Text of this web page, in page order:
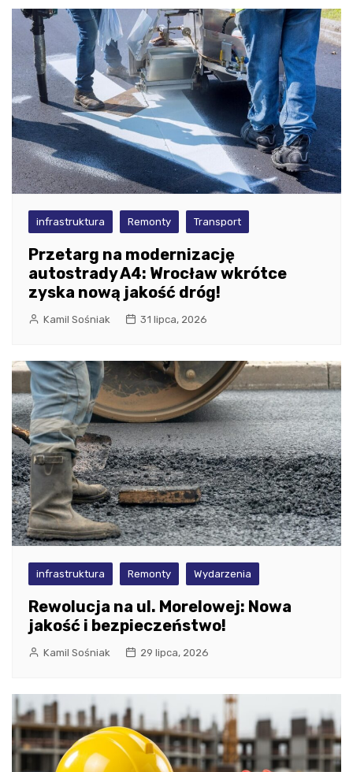
infrastruktura Remonty Transport
Przetarg na modernizację
autostrady A4: Wrocław wkrótce
zyska nową jakość dróg!
Kamil Sośniak 31 lipca, 2026
infrastruktura Remonty Wydarzenia
Rewolucja na ul. Morelowej: Nowa
jakość i bezpieczeństwo!
Kamil Sośniak 29 lipca, 2026